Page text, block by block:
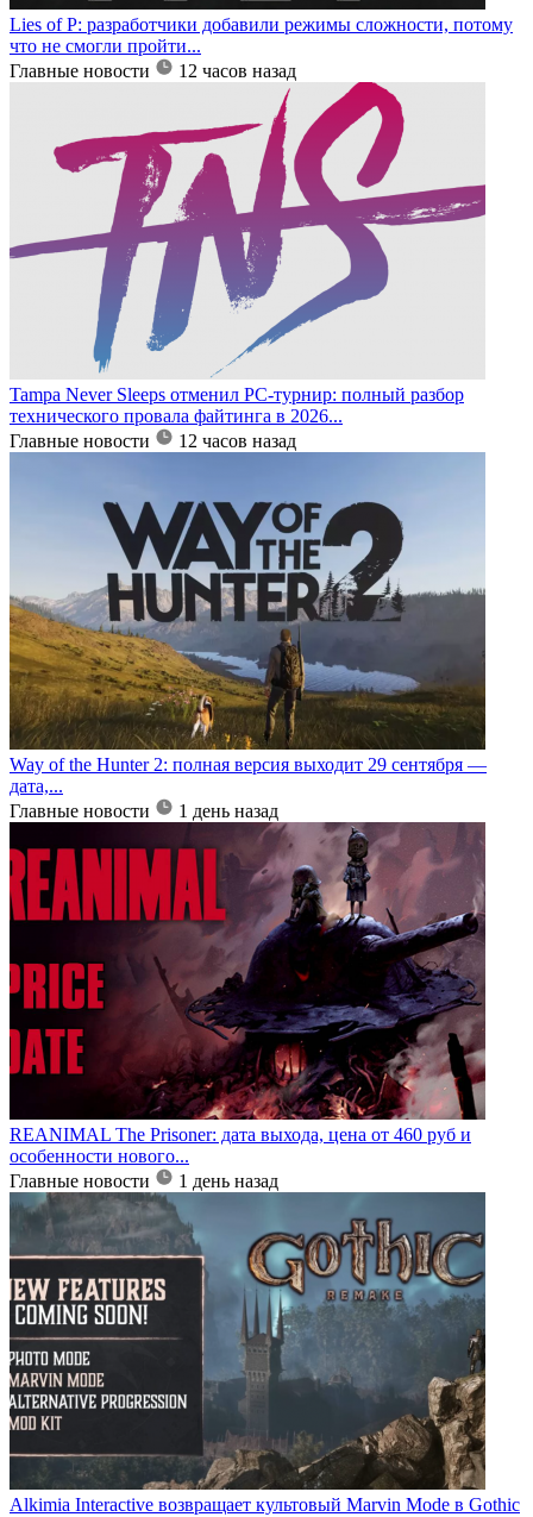
Lies of P: разработчики добавили режимы сложности, потому
что не смогли пройти...
Главные новости
12 часов назад
Tampa Never Sleeps отменил PC-турнир: полный разбор
технического провала файтинга в 2026...
Главные новости
12 часов назад
Way of the Hunter 2: полная версия выходит 29 сентября —
дата,...
Главные новости
1 день назад
REANIMAL The Prisoner: дата выхода, цена от 460 руб и
особенности нового...
Главные новости
1 день назад
Alkimia Interactive возвращает культовый Marvin Mode в Gothic